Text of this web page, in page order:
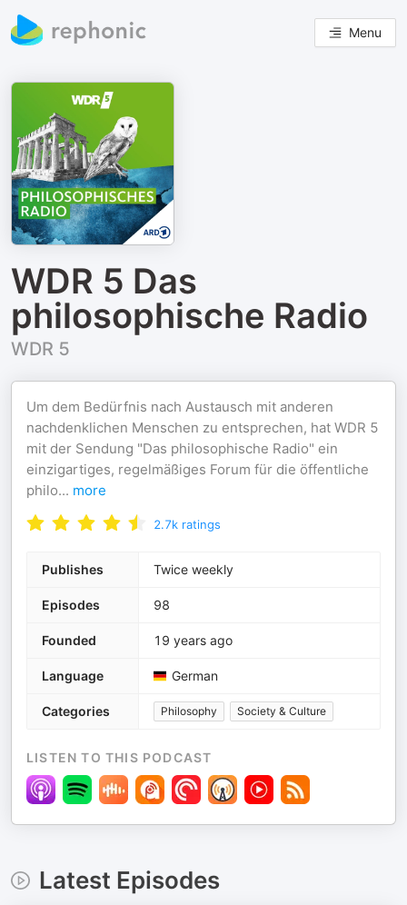
Menu
WDR 5 Das
philosophische Radio
WDR 5
Um dem Bedürfnis nach Austausch mit anderen
nachdenklichen Menschen zu entsprechen, hat WDR 5
mit der Sendung "Das philosophische Radio" ein
einzigartiges, regelmäßiges Forum für die öffentliche
philo... more
2.7k ratings
Publishes Twice weekly
Episodes 98
Founded 19 years ago
Language German
Categories Philosophy Society & Culture
LISTEN TO THIS PODCAST
Latest Episodes